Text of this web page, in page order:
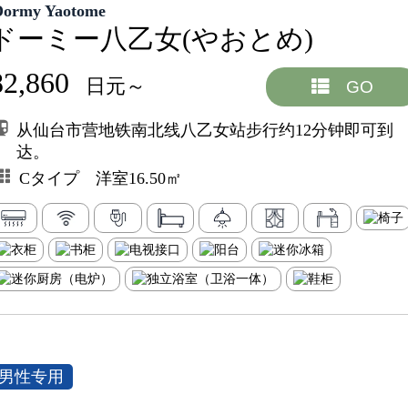
Yaotome
ーミー八乙女(やおとめ)
日元～ GO
从仙台市营地铁南北线八乙女站步行约12分钟即可到
达。
Cタイプ 洋室16.50㎡
性专用